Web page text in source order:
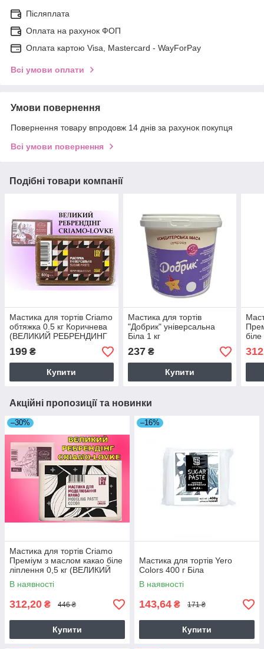
Післяплата
Оплата на рахунок ФОП
Оплата картою Visa, Mastercard - WayForPay
Всі умови оплати
Умови повернення
Повернення товару впродовж 14 днів за рахунок покупця
Всі умови повернення
Подібні товари компанії
Мастика для тортів Criamo
обтяжка 0.5 кг Коричнева
(ВЕЛИКИЙ РЕБРЕНДИНГ
CRIAMO-LOVKE)
199 ₴
Купити
Мастика для тортів
"Добрик" універсальна
Біла 1 кг
237₴
Купити
Акційні пропозиції та новинки
–30%
Мастика для тортів Criamo
Преміум з маслом какао біле
ліплення 0,5 кг (ВЕЛИКИЙ
РЕБРЕНДІНГ CRIAMO-
LOVKE)
В наявності
312,20 ₴ 446 ₴
Купити
–16%
Мастика для тортів Yero
Colors 400 г Біла
В наявності
143,64 ₴ 171 ₴
Купити